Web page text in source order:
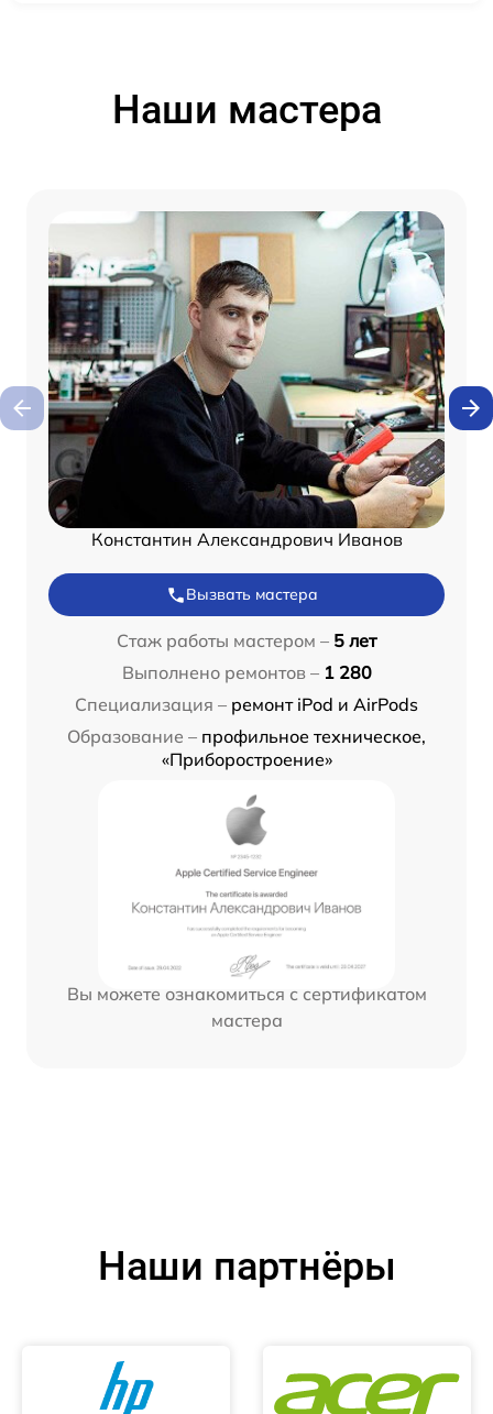
Наши мастера
Константин Александрович Иванов
Вызвать мастера
Стаж работы мастером – 5 лет
Выполнено ремонтов – 1 280
Специализация – ремонт iPod и AirPods
Образование – профильное техническое,
«Приборостроение»
Вы можете ознакомиться с сертификатом
мастера
Наши партнёры